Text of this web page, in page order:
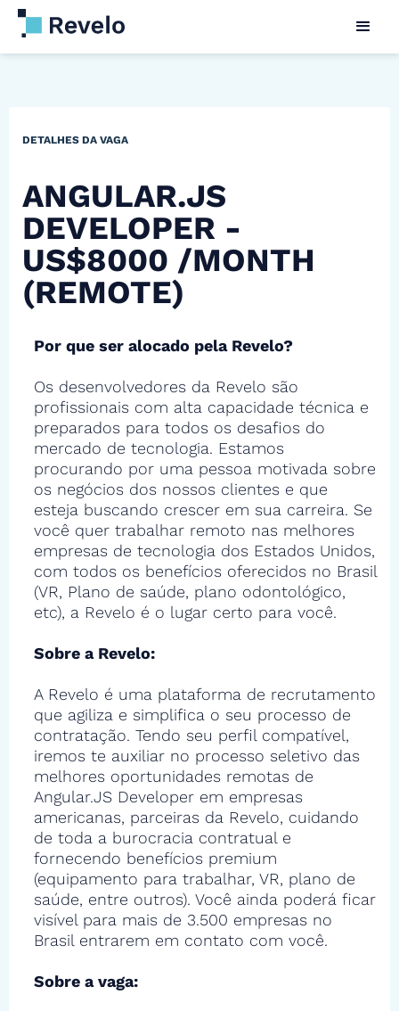
DETALHES DA VAGA
ANGULAR.JS
DEVELOPER -
US$8000 /MONTH
(REMOTE)
Por que ser alocado pela Revelo?
Os desenvolvedores da Revelo são
profissionais com alta capacidade técnica e
preparados para todos os desafios do
mercado de tecnologia. Estamos
procurando por uma pessoa motivada sobre
os negócios dos nossos clientes e que
esteja buscando crescer em sua carreira. Se
você quer trabalhar remoto nas melhores
empresas de tecnologia dos Estados Unidos,
com todos os benefícios oferecidos no Brasil
(VR, Plano de saúde, plano odontológico,
etc), a Revelo é o lugar certo para você.
Sobre a Revelo:
A Revelo é uma plataforma de recrutamento
que agiliza e simplifica o seu processo de
contratação. Tendo seu perfil compatível,
iremos te auxiliar no processo seletivo das
melhores oportunidades remotas de
Angular.JS Developer em empresas
americanas, parceiras da Revelo, cuidando
de toda a burocracia contratual e
fornecendo benefícios premium
(equipamento para trabalhar, VR, plano de
saúde, entre outros). Você ainda poderá ficar
visível para mais de 3.500 empresas no
Brasil entrarem em contato com você.
Sobre a vaga: